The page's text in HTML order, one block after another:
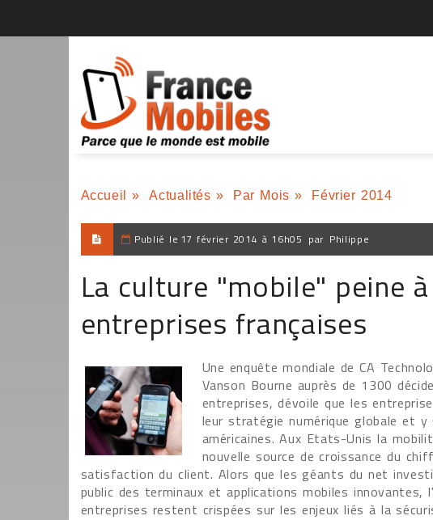
Accueil » Actualités » Par Mois » Février 2014
Publié le 17 février 2014 à 16h05 par Philippe
La culture "mobile" peine
entreprises françaises
Une enquête mondiale de CA
Vanson Bourne auprès de 1300
entreprises, dévoile que les
leur stratégie numérique globale et
américaines. Aux Etats-Unis la
nouvelle source de croissance du
satisfaction du client. Alors que les géants du net
public des terminaux et applications mobiles innovantes,
entreprises restent crispées sur les enjeux liés à la